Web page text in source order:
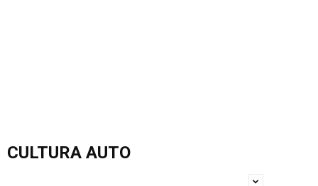
CULTURA AUTO